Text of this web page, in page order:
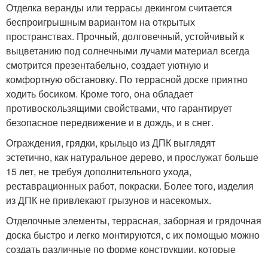
Отделка веранды или террасы декингом считается
беспроигрышным вариантом на открытых
пространствах. Прочный, долговечный, устойчивый к
выцветанию под солнечными лучами материал всегда
смотрится презентабельно, создает уютную и
комфортную обстановку. По террасной доске приятно
ходить босиком. Кроме того, она обладает
противоскользящими свойствами, что гарантирует
безопасное передвижение и в дождь, и в снег.
Ограждения, грядки, крыльцо из ДПК выглядят
эстетично, как натуральное дерево, и прослужат больше
15 лет, не требуя дополнительного ухода,
реставрационных работ, покраски. Более того, изделия
из ДПК не привлекают грызунов и насекомых.
Отделочные элементы, террасная, заборная и грядочная
доска быстро и легко монтируются, с их помощью можно
создать различные по форме конструкции, которые